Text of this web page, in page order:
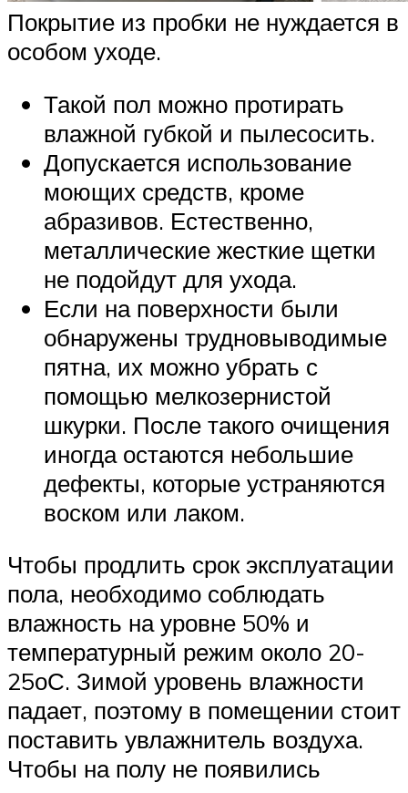
Покрытие из пробки не нуждается в
особом уходе.
Такой пол можно протирать
влажной губкой и пылесосить.
Допускается использование
моющих средств, кроме
абразивов. Естественно,
металлические жесткие щетки
не подойдут для ухода.
Если на поверхности были
обнаружены трудновыводимые
пятна, их можно убрать с
помощью мелкозернистой
шкурки. После такого очищения
иногда остаются небольшие
дефекты, которые устраняются
воском или лаком.
Чтобы продлить срок эксплуатации
пола, необходимо соблюдать
влажность на уровне 50% и
температурный режим около 20-
25оС. Зимой уровень влажности
падает, поэтому в помещении стоит
поставить увлажнитель воздуха.
Чтобы на полу не появились